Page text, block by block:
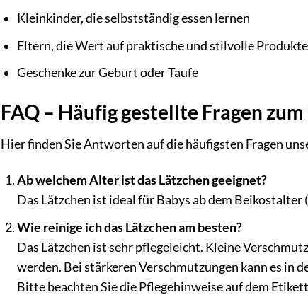
Kleinkinder, die selbstständig essen lernen
Eltern, die Wert auf praktische und stilvolle
Geschenke zur Geburt oder Taufe
FAQ – Häufig gestellte Fragen
Hier finden Sie Antworten auf die häufigsten Fragen
Ab welchem Alter ist das Lätzchen geeignet?
Das Lätzchen ist ideal für Babys ab dem
Wie reinige ich das Lätzchen am besten?
Das Lätzchen ist sehr pflegeleicht. Kleine
werden. Bei stärkeren Verschmutzungen kann es in
Bitte beachten Sie die Pflegehinweise auf dem